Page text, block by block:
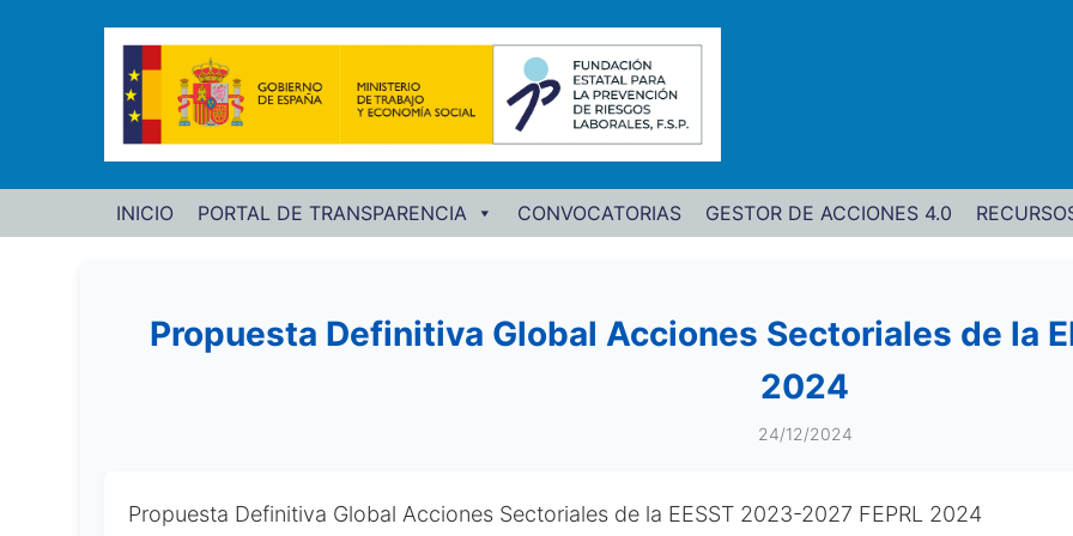
INICIO PORTAL DE TRANSPARENCIA CONVOCATORIAS GESTOR DE ACCIONES 4.0
Propuesta Definitiva Global Acciones Sectoriales de la
2024
24/12/2024
Propuesta Definitiva Global Acciones Sectoriales de la EESST 2023-2027 FEPRL 2024